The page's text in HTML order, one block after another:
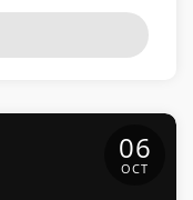
06
OCT